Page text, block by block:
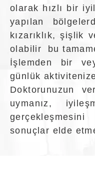
olarak hızlı bir
yapılan
kızarıklık, şişlik
olabilir bu
İşlemden bir
günlük
Doktorunuzun
uymanız,
sonuçlar elde